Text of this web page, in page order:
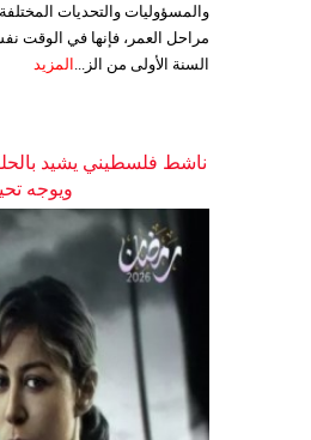
والمسؤوليات والتحديات
مراحل العمر، فإنها في الوقت
السنة الأولى من الز... المزيد
ناشط فلسطيني يشيد
ويوجه